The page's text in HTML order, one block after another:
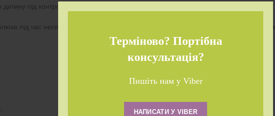
Терміново? Портібна
консультація?
Пишіть нам у Viber
НАПИСАТИ У VIBER
під контролем, забезпечивши їй максимальний комфорт і безпеку.
під час неспання 3-точковим ременем безпеки, а функція вібрації в будь-який